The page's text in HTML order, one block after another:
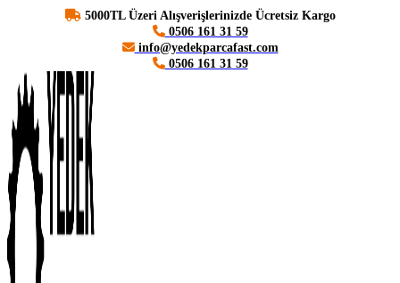
5000TL Üzeri Alışverişlerinizde Ücretsiz Kargo
0506 161 31 59
info@yedekparcafast.com
0506 161 31 59